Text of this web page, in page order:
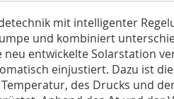
mit intelligenter
und kombiniert
entwickelte Solarstation
einjustiert. Dazu ist die
des Drucks und